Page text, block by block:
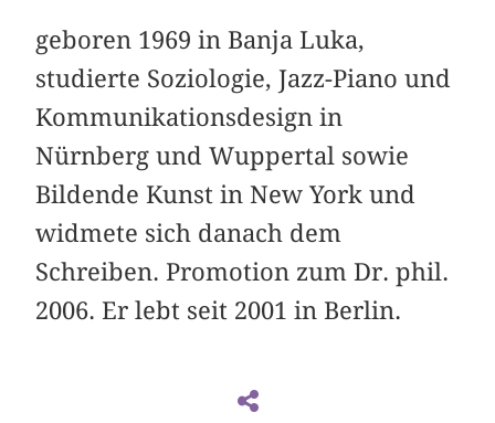
geboren 1969 in Banja Luka,
studierte Soziologie, Jazz-Piano und
Kommunikationsdesign in
Nürnberg und Wuppertal sowie
Bildende Kunst in New York und
widmete sich danach dem
Schreiben. Promotion zum Dr. phil.
2006. Er lebt seit 2001 in Berlin.